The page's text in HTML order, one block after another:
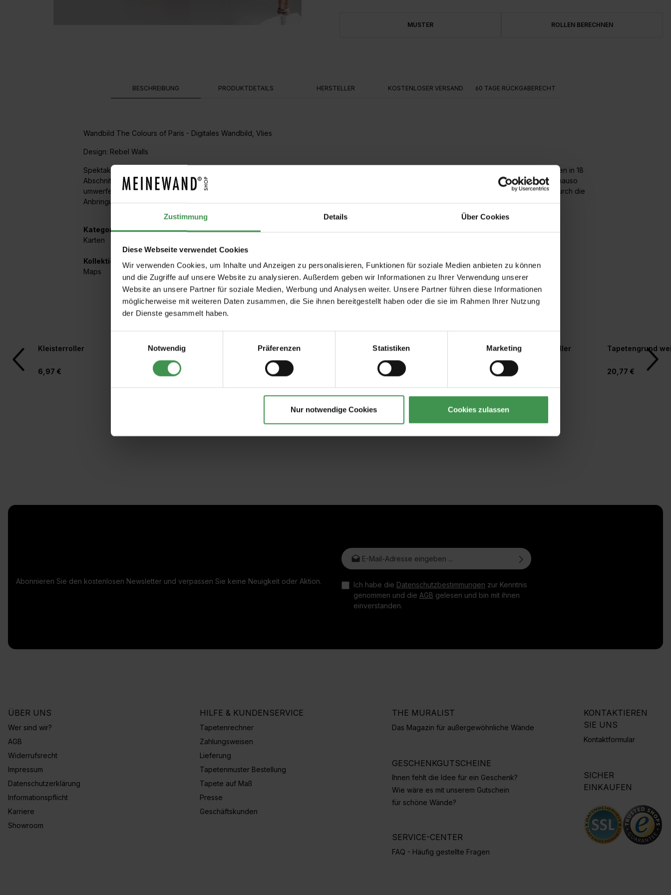
Zustimmung Details Über Cookies
Diese Webseite verwendet Cookies
Wir verwenden Cookies, um Inhalte und Anzeigen zu personalisieren, Funktionen für soziale Medien anbieten zu können
und die Zugriffe auf unsere Website zu analysieren. Außerdem geben wir Informationen zu Ihrer Verwendung unserer
Website an unsere Partner für soziale Medien, Werbung und Analysen weiter. Unsere Partner führen diese Informationen
möglicherweise mit weiteren Daten zusammen, die Sie ihnen bereitgestellt haben oder die sie im Rahmen Ihrer Nutzung
der Dienste gesammelt haben.
Notwendig
Präferenzen Statistiken Marketing
Nur notwendige Cookies Cookies zulassen
MUSTER ROLLEN BERECHNEN
BESCHREIBUNG PRODUKTDETAILS HERSTELLER KOSTENLOSER VERSAND 60 TAGE RÜCKGABERECHT
Wandbild The Colours of Paris - Digitales Wandbild, Vlies
Design: Rebel Walls
Spektakuläre Mäander und Farbgebungen erwarten uns in diesem Wandbild, das Paris im Jahre 1890 zeigt. Die Originalkarte bestand aus 4 Bögen in 18
Abschnitten und wurde mit Bändern aus Leinen zusammengehalten. The Colours of Paris wird von niemandem übersehen und ist von weitem genauso
umwerfend schön wie von nahem betrachtet. Das Motiv besteht aus 8 Bahnen (á 0.50m x 2.70m). Trägermaterial ist ein hochwertiges Vlies, wodurch die
Anbringung sehr einfach wird. Die Wand wird eingekleistert und die Bahnen direkt auf die Wand gesetzt.
Kategorien:
Karten
Kollektionen mit diesem Artikel:
Maps
Produktgalerie überspringen
Kleisterroller
6,97 €
Tapetenzuschneidehilfe/
11,57 €
Cuttermesser
3,97 €
Tapeten-Nahtroller
1,57 €
Tapetenandrückroller
4,77 €
Tapetengrund
20,77 €
Abonnieren Sie den kostenlosen Newsletter und verpassen Sie keine Neuigkeit oder Aktion.
E-Mail-Adresse*
Ich habe die Datenschutzbestimmungen zur Kenntnis
genommen und die AGB gelesen und bin mit ihnen
einverstanden.
ÜBER UNS
Wer sind wir?
AGB
Widerrufsrecht
Impressum
Datenschutzerklärung
Informationspflicht
Karriere
Showroom
HILFE & KUNDENSERVICE
Tapetenrechner
Zahlungsweisen
Lieferung
Tapetenmuster Bestellung
Tapete auf Maß
Presse
Geschäftskunden
THE MURALIST
Das Magazin für außergewöhnliche Wände
GESCHENKGUTSCHEINE
Ihnen fehlt die Idee für ein Geschenk?
Wie wäre es mit unserem Gutschein
für schöne Wände?
SERVICE-CENTER
FAQ - Häufig gestellte Fragen
KONTAKTIEREN
SIE UNS
Kontaktformular
SICHER
EINKAUFEN